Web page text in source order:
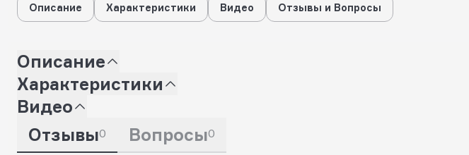
Описание Характеристики Видео Отзывы и Вопросы
Описание
Характеристики
Видео
Отзывы0 Вопросы0